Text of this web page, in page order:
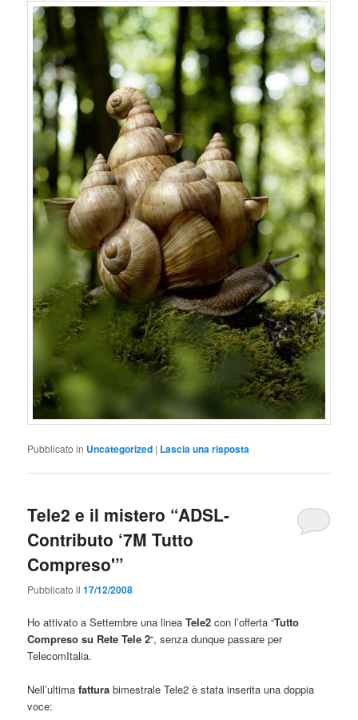
Pubblicato in Uncategorized | Lascia una risposta
Tele2 e il mistero “ADSL-
Contributo ‘7M Tutto
Compreso'”
Pubblicato il17/12/2008
Ho attivato a Settembre una linea Tele2 con l’offerta “Tutto
Compreso su Rete Tele 2“, senza dunque passare per
TelecomItalia.
Nell’ultimafattura bimestrale Tele2 è stata inserita una doppia
voce: